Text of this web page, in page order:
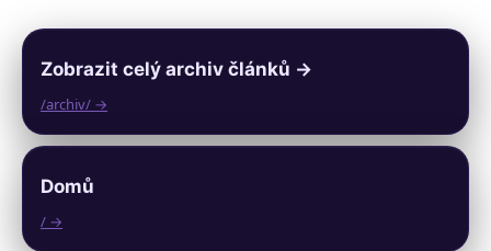
Zobrazit celý archiv článků →
/archiv/ →
Domů
/ →